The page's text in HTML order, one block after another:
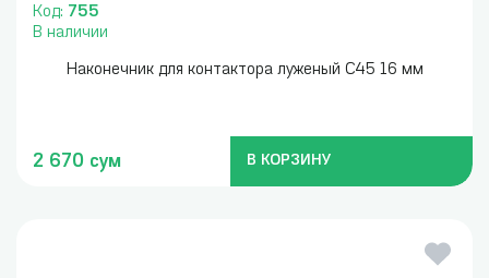
Код: 755
В наличии
Наконечник для контактора луженый С45 16 мм
2 670 сум В КОРЗИНУ